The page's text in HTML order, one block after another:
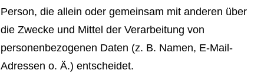
Person, die allein oder gemeinsam mit anderen über
die Zwecke und Mittel der Verarbeitung von
personenbezogenen Daten (z. B. Namen, E-Mail-
Adressen o. Ä.) entscheidet.